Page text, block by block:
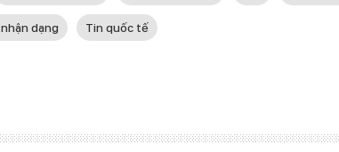
dạng Tin quốc tế